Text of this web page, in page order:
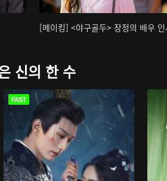
[메이킹] <야구골두> 장정의 배우
신의 한 수